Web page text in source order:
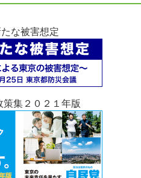
な被害想定
集２０２１年版